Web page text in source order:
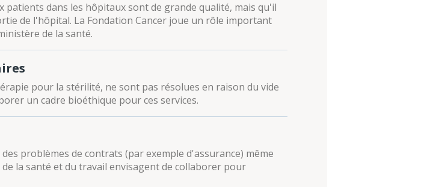
dans les hôpitaux sont de grande qualité, mais qu'il
de l'hôpital. La Fondation Cancer joue un rôle important
de la santé.
pour la stérilité, ne sont pas résolues en raison du vide
un cadre bioéthique pour ces services.
problèmes de contrats (par exemple d'assurance) même
la santé et du travail envisagent de collaborer pour